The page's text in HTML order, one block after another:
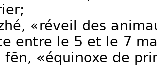
«réveil des
entre le 5 et le 7
fēn, «équinoxe de